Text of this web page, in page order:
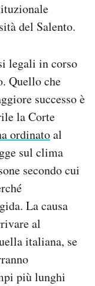
del Salento.
legali in corso
Quello che
successo è
la Corte
ordinatoal
sul clima
secondo cui
La causa
al
italiana, se
più lunghi